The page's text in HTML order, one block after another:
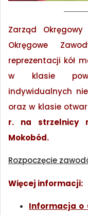
Zarząd
Okręgowe
reprezentacji kół
w klasie
indywidualnych
oraz w klasie
r. na strzelnicy
Mokobód.
Rozpoczęcie
Więcej informacji:
Informacja o